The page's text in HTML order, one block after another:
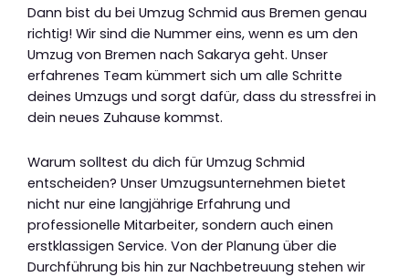
Dann bist du bei Umzug Schmid aus Bremen genau
richtig! Wir sind die Nummer eins, wenn es um den
Umzug von Bremen nach Sakarya geht. Unser
erfahrenes Team kümmert sich um alle Schritte
deines Umzugs und sorgt dafür, dass du stressfrei in
dein neues Zuhause kommst.
Warum solltest du dich für Umzug Schmid
entscheiden? Unser Umzugsunternehmen bietet
nicht nur eine langjährige Erfahrung und
professionelle Mitarbeiter, sondern auch einen
erstklassigen Service. Von der Planung über die
Durchführung bis hin zur Nachbetreuung stehen wir